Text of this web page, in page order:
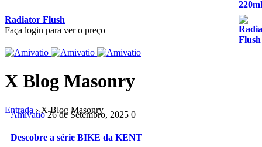
Radiator Flush
Faça login para ver o preço
X Blog Masonry
Entrada › X Blog Masonry
Amivatio 26 de Setembro, 2025 0
Descobre a série BIKE da KENT